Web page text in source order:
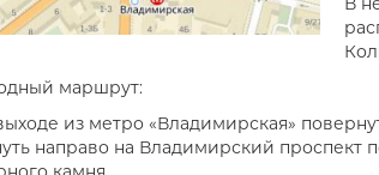
маршрут:
из метро «Владимирская»
направо на Владимирский